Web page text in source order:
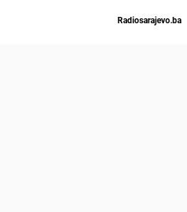
Radiosarajevo.ba